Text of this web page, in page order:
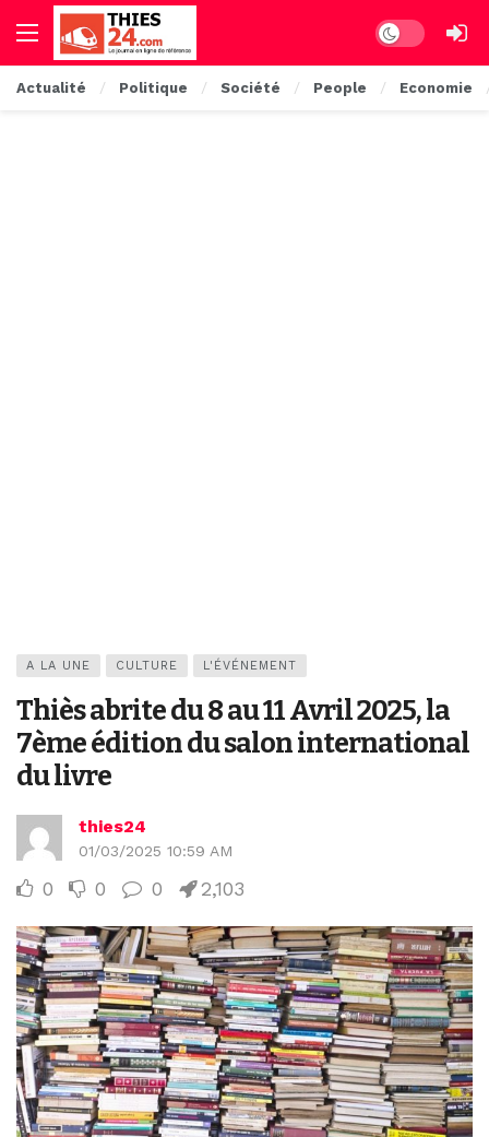
Dark mode
Actualité Politique Société People Economie
A LA UNE CULTURE L'ÉVÉNEMENT
Thiès abrite du 8 au 11 Avril 2025, la
7ème édition du salon international
du livre
thies24
01/03/2025 10:59 AM
0 0 0 2,103